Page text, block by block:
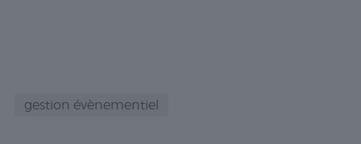
gestion évènementiel